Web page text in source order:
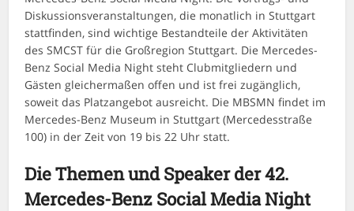
Diskussionsveranstaltungen, die monatlich in Stuttgart
stattfinden, sind wichtige Bestandteile der Aktivitäten
des SMCST für die Großregion Stuttgart. Die Mercedes-
Benz Social Media Night steht Clubmitgliedern und
Gästen gleichermaßen offen und ist frei zugänglich,
soweit das Platzangebot ausreicht. Die MBSMN findet im
Mercedes-Benz Museum in Stuttgart (Mercedesstraße
100) in der Zeit von 19 bis 22 Uhr statt.
Die Themen und Speaker der 42.
Mercedes-Benz Social Media Night